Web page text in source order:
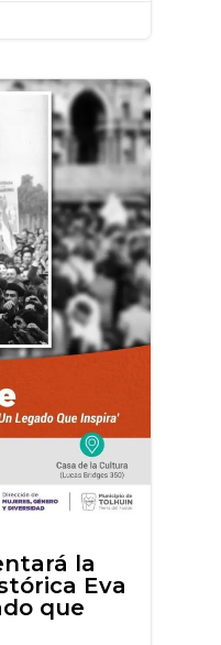
la
Eva
que